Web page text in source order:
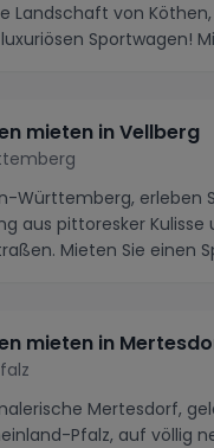
Landschaft von
Sportwagen!
mieten in Vellberg
Württemberg, erleben
aus pittoresker Kulisse
Mieten Sie einen
mieten in
Mertesdorf,
Pfalz, auf völlig